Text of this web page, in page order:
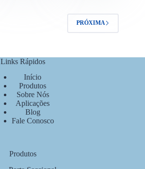
PRÓXIMA
Links Rápidos
Início
Produtos
Sobre Nós
Aplicações
Blog
Fale Conosco
Produtos